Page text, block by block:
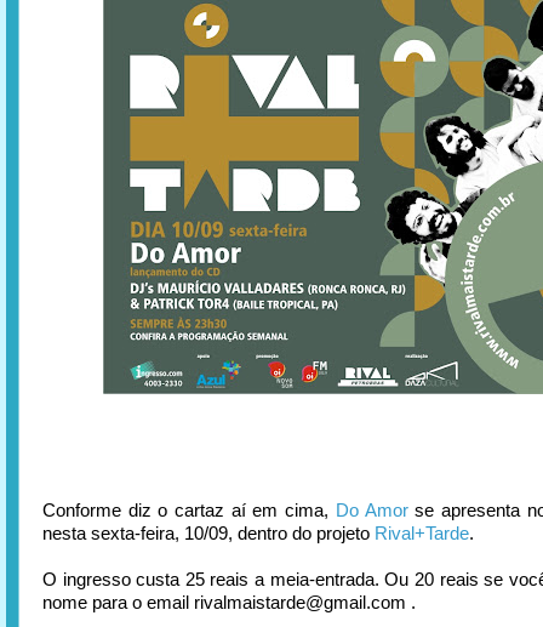
Conforme diz o cartaz aí em cima, Do Amorse apresenta
nesta sexta-feira, 10/09, dentro do projeto Rival+Tarde.
O ingresso custa 25 reais a meia-entrada. Ou 20 reais se
nome para o email rivalmaistarde@gmail.com .